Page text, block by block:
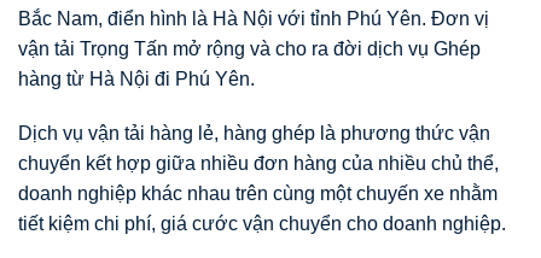
Bắc Nam, điển hình là Hà Nội với tỉnh Phú Yên. Đơn vị
vận tải Trọng Tấn mở rộng và cho ra đời dịch vụ Ghép
hàng từ Hà Nội đi Phú Yên.
Dịch vụ vận tải hàng lẻ, hàng ghép là phương thức vận
chuyển kết hợp giữa nhiều đơn hàng của nhiều chủ thể,
doanh nghiệp khác nhau trên cùng một chuyến xe nhằm
tiết kiệm chi phí, giá cước vận chuyển cho doanh nghiệp.